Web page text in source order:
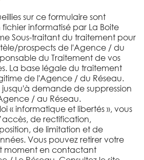
sur ce formulaire sont
informatisé par La Boite
Sous-traitant du traitement pour
prospects de l'Agence / du
du Traitement de vos
La base légale du traitement
de l'Agence / du Réseau.
jusqu'à demande de suppression
/ au Réseau.
« informatique et libertés », vous
de rectification,
de limitation et de
Vous pouvez retirer votre
moment en contactant